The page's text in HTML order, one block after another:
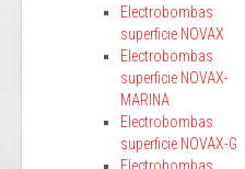
Electrobombas
superficie NOVAX
Electrobombas
superficie NOVAX-
MARINA
Electrobombas
superficie NOVAX-G